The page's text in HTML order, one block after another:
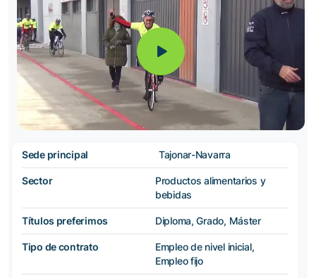
Sede principal Tajonar-Navarra
Sector
Productos alimentarios y
bebidas
Títulos preferimos Diploma, Grado, Máster
Tipo de contrato
Empleo de nivel inicial,
Empleo fijo